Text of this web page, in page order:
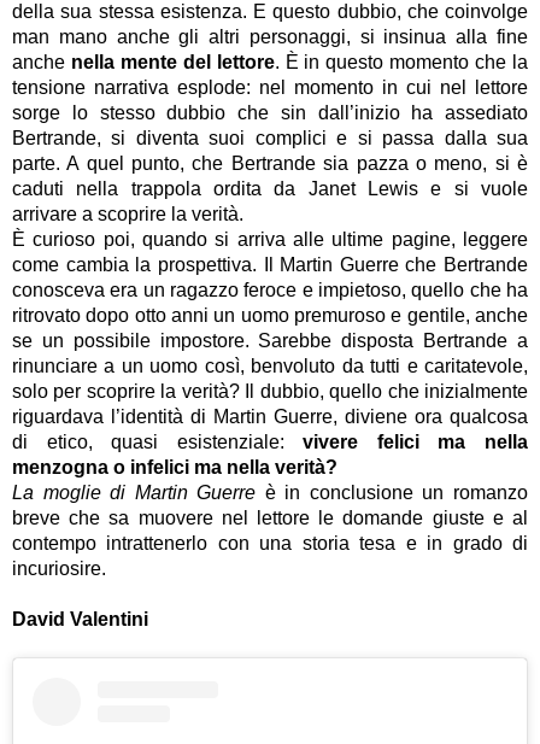
della sua stessa esistenza. E questo dubbio, che coinvolge
man mano anche gli altri personaggi, si insinua alla fine
anche nella mente del lettore. È in questo momento che la
tensione narrativa esplode: nel momento in cui nel lettore
sorge lo stesso dubbio che sin dall’inizio ha assediato
Bertrande, si diventa suoi complici e si passa dalla sua
parte. A quel punto, che Bertrande sia pazza o meno, si è
caduti nella trappola ordita da Janet Lewis e si vuole
arrivare a scoprire la verità.
È curioso poi, quando si arriva alle ultime pagine, leggere
come cambia la prospettiva. Il Martin Guerre che Bertrande
conosceva era un ragazzo feroce e impietoso, quello che ha
ritrovato dopo otto anni un uomo premuroso e gentile, anche
se un possibile impostore. Sarebbe disposta Bertrande a
rinunciare a un uomo così, benvoluto da tutti e caritatevole,
solo per scoprire la verità? Il dubbio, quello che inizialmente
riguardava l’identità di Martin Guerre, diviene ora qualcosa
di etico, quasi esistenziale: vivere felici ma nella
menzogna o infelici ma nella verità?
La moglie di Martin Guerre è in conclusione un romanzo
breve che sa muovere nel lettore le domande giuste e al
contempo intrattenerlo con una storia tesa e in grado di
incuriosire.
David Valentini